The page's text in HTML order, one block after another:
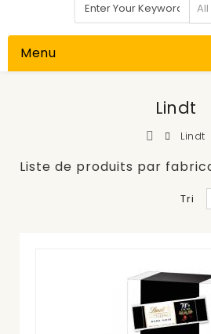
Menu
Lindt
Lindt
Liste de produits par
Tri